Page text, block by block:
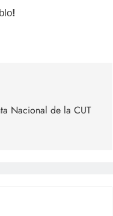
!
Nacional de la CUT